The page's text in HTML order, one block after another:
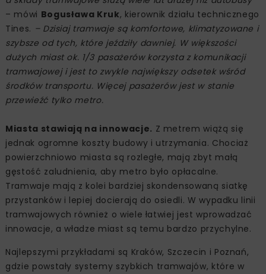
– mówi Bogusława Kruk, kierownik działu technicznego
Tines. – Dzisiaj tramwaje są komfortowe, klimatyzowane i
szybsze od tych, które jeździły dawniej. W większości
dużych miast ok. 1/3 pasażerów korzysta z komunikacji
tramwajowej i jest to zwykle największy odsetek wśród
środków transportu. Więcej pasażerów jest w stanie
przewieźć tylko metro.
Miasta stawiają na innowacje. Z metrem wiążą się
jednak ogromne koszty budowy i utrzymania. Chociaż
powierzchniowo miasta są rozległe, mają zbyt małą
gęstość zaludnienia, aby metro było opłacalne.
Tramwaje mają z kolei bardziej skondensowaną siatkę
przystanków i lepiej docierają do osiedli. W wypadku linii
tramwajowych również o wiele łatwiej jest wprowadzać
innowacje, a władze miast są temu bardzo przychylne.
Najlepszymi przykładami są Kraków, Szczecin i Poznań,
gdzie powstały systemy szybkich tramwajów, które w